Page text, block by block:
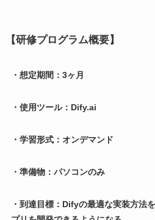
【研修プログラム概要】
・想定期間：3ヶ月
・使用ツール：Dify.ai
・学習形式：オンデマンド
・準備物：パソコンのみ
・到達目標：Difyの最適な実装方法